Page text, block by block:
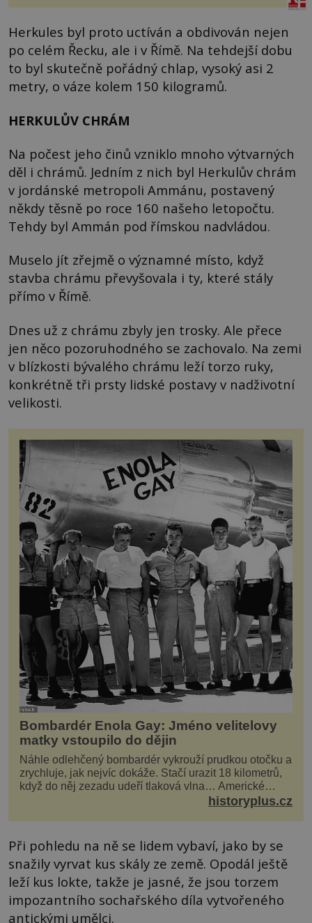
Herkules byl proto uctíván a obdivován nejen
po celém Řecku, ale i v Římě. Na tehdejší dobu
to byl skutečně pořádný chlap, vysoký asi 2
metry, o váze kolem 150 kilogramů.
HERKULŮV CHRÁM
Na počest jeho činů vzniklo mnoho výtvarných
děl i chrámů. Jedním z nich byl Herkulův chrám
v jordánské metropoli Ammánu, postavený
někdy těsně po roce 160 našeho letopočtu.
Tehdy byl Ammán pod římskou nadvládou.
Muselo jít zřejmě o významné místo, když
stavba chrámu převyšovala i ty, které stály
přímo v Římě.
Dnes už z chrámu zbyly jen trosky. Ale přece
jen něco pozoruhodného se zachovalo. Na zemi
v blízkosti bývalého chrámu leží torzo ruky,
konkrétně tři prsty lidské postavy v nadživotní
velikosti.
Bombardér Enola Gay: Jméno velitelovy
matky vstoupilo do dějin
Náhle odlehčený bombardér vykrouží prudkou otočku a
zrychluje, jak nejvíc dokáže. Stačí urazit 18 kilometrů,
když do něj zezadu udeří tlaková vlna… Americké
rozhodnutí svrhnout ničivou jadernou bombu ...historyplus.cz
Při pohledu na ně se lidem vybaví, jako by se
snažily vyrvat kus skály ze země. Opodál ještě
leží kus lokte, takže je jasné, že jsou torzem
impozantního sochařského díla vytvořeného
antickými umělci.